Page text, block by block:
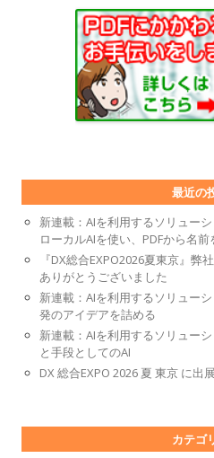
最近の
新連載：AIを利用するソリュー
ローカルAIを使い、PDFから名
『DX総合EXPO2026夏東京』
ありがとうございました
新連載：AIを利用するソリュー
発のアイデアを詰める
新連載：AIを利用するソリュー
と手段としてのAI
DX 総合EXPO 2026 夏 東京 に出
カテゴ